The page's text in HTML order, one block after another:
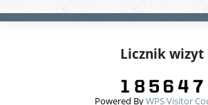
Licznik wizyt
Powered ByWPS Visitor